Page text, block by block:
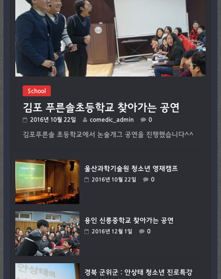
School
김포 푸른솔초등학교 찾아가는 공연
2016년 10월 22일 comedic_admin 0
김포푸른솔 초등학교에서 논술개그 공연을 진행했습니다^^
울산과학기술원 청소년 영재캠프
2016년 10월 22일 0
용인 신릉중학교 찾아가는 공연
2016년 12월 1일 0
경북 군위군 : 안상태 청소년 진로특강